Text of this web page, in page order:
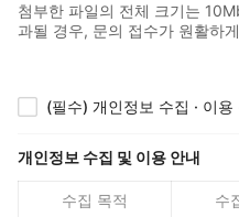
첨부한 파일의 전체 크기는
과될 경우, 문의 접수가 원활하
(필수) 개인정보 수집 · 이용
개인정보 수집 및 이용 안내
수집 목적 수